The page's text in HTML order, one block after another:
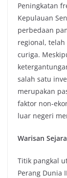
Peningkatan
Kepulauan
perbedaan
regional,
curiga.
salah satu
merupakan
faktor non-
luar negeri
Warisan
Titik pangkal
Perang Dunia